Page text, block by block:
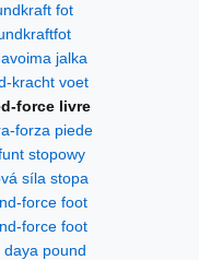
fot
jalka
kracht voet
force livre
forza piede
stopowy
síla stopa
force foot
force foot
pound